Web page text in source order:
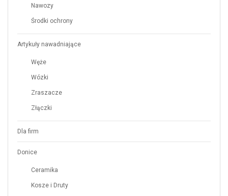
Nawozy
Środki ochrony
Artykuły nawadniające
Węże
Wózki
Zraszacze
Złączki
Dla firm
Donice
Ceramika
Kosze i Druty